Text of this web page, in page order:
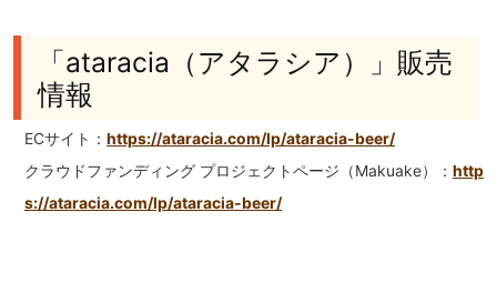
「ataracia（アタラシア）」販売
情報
ECサイト： https://ataracia.com/lp/ataracia-beer/
クラウドファンディング プロジェクトページ（Makuake）： http
s://ataracia.com/lp/ataracia-beer/